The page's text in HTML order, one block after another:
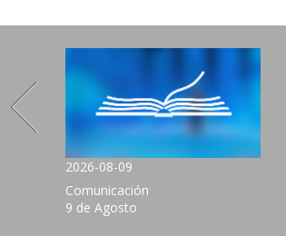
2026-08-09
Comunicación
9 de Agosto